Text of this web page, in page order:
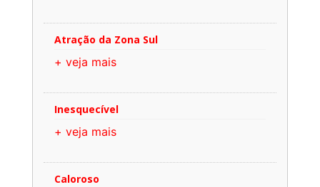
Atração da Zona Sul
+ veja mais
Inesquecível
+ veja mais
Caloroso